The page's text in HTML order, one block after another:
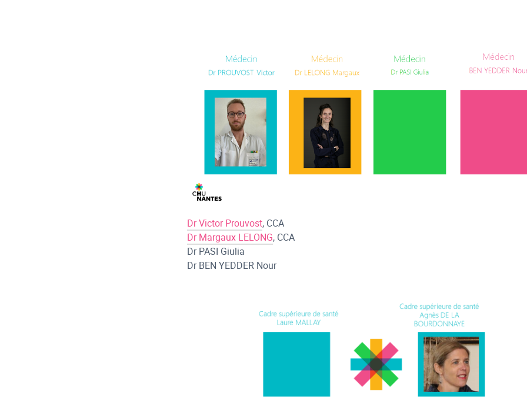
Dr Victor Prouvost, CCA
Dr Margaux LELONG, CCA
Dr PASI Giulia
Dr BEN YEDDER Nour